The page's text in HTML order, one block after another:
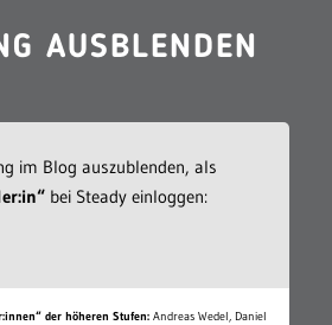
AUSBLENDEN
im Blog auszublenden, als
bei Steady einloggen:
der höheren Stufen: Andreas Wedel, Daniel